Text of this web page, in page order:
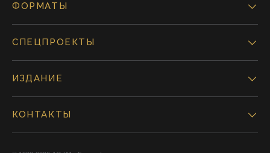
ФОРМАТЫ
СПЕЦПРОЕКТЫ
ИЗДАНИЕ
КОНТАКТЫ